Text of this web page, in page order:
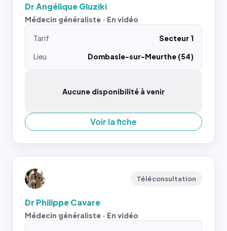
Dr Angélique Gluziki
Médecin généraliste · En vidéo
Tarif
Secteur 1
Lieu
Dombasle-sur-Meurthe (54)
Aucune disponibilité à venir
Voir la fiche
Téléconsultation
Dr Philippe Cavare
Médecin généraliste · En vidéo